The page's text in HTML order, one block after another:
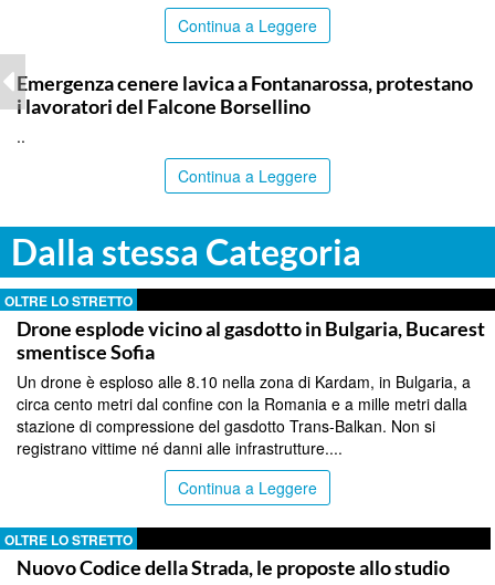
Continua a Leggere
PALERMO
Emergenza cenere lavica a Fontanarossa, protestano
i lavoratori del Falcone Borsellino
..
Continua a Leggere
Dalla stessa Categoria
OLTRE LO STRETTO
Drone esplode vicino al gasdotto in Bulgaria, Bucarest
smentisce Sofia
Un drone è esploso alle 8.10 nella zona di Kardam, in Bulgaria, a
circa cento metri dal confine con la Romania e a mille metri dalla
stazione di compressione del gasdotto Trans-Balkan. Non si
registrano vittime né danni alle infrastrutture....
Continua a Leggere
OLTRE LO STRETTO
Nuovo Codice della Strada, le proposte allo studio